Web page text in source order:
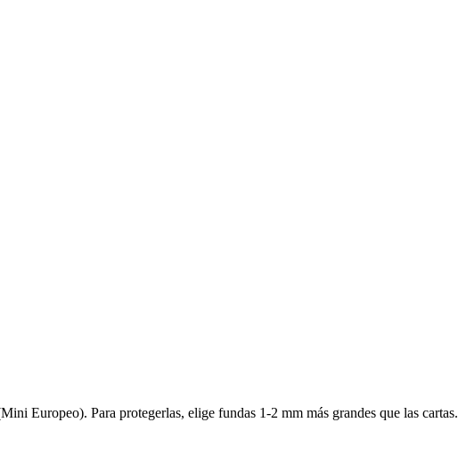
Europeo). Para protegerlas, elige fundas 1-2 mm más grandes que las cartas.